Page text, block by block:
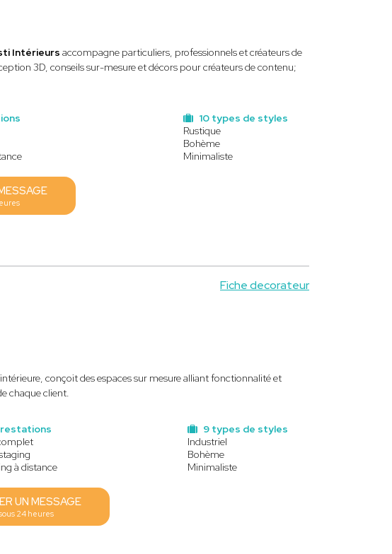
Intérieursaccompagne particuliers, professionnels et créateurs de
3D, conseils sur-mesure et décors pour créateurs de contenu;
10 types de styles
Rustique
Bohème
Minimaliste
Fiche decorateur
conçoit des espaces sur mesure alliant fonctionnalité et
chaque client.
9 types de styles
Industriel
Bohème
Minimaliste
à distance
UN MESSAGE
24 heures